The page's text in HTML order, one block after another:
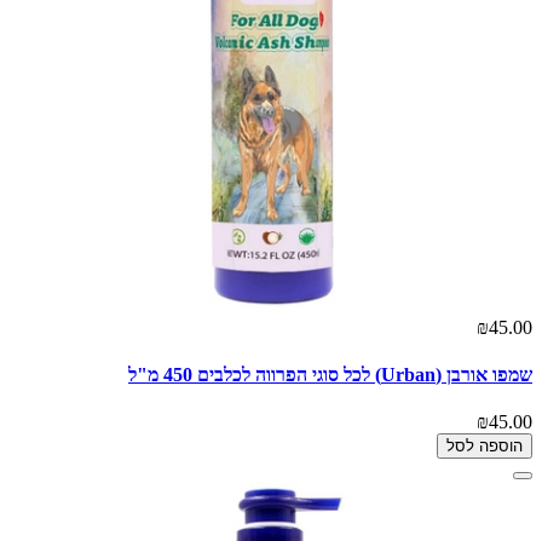
₪45.00
שמפו אורבן (Urban) לכל סוגי הפרווה לכלבים 450 מ"ל
₪45.00
הוספה לסל